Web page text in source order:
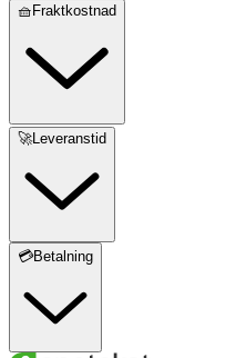
🧺Fraktkostnad
🚀Leveranstid
💳Betalning